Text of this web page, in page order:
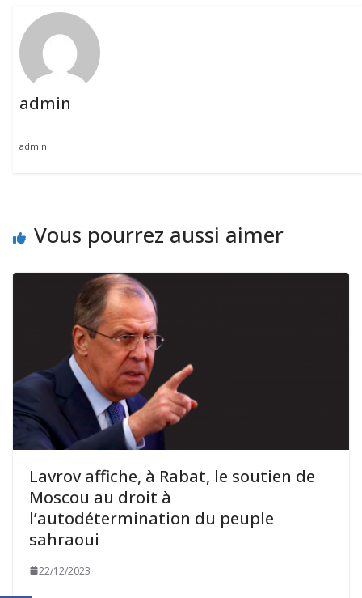
admin
admin
Vous pourrez aussi aimer
Lavrov affiche, à Rabat, le soutien de
Moscou au droit à
l’autodétermination du peuple
sahraoui
22/12/2023